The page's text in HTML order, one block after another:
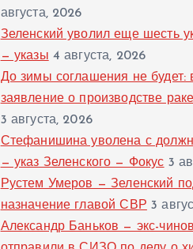
августа, 2026
Зеленский уволил еще шесть
— указы 4 августа, 2026
До зимы соглашения не
заявление о производстве
3 августа, 2026
Стефанишина уволена с
— указ Зеленского — Фокус 3
Рустем Умеров — Зеленский
назначение главой СВР 3
Александр Баньков — экс-